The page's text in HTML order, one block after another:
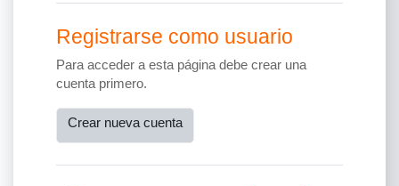
Registrarse como usuario
Para acceder a esta página debe crear una
cuenta primero.
Crear nueva cuenta